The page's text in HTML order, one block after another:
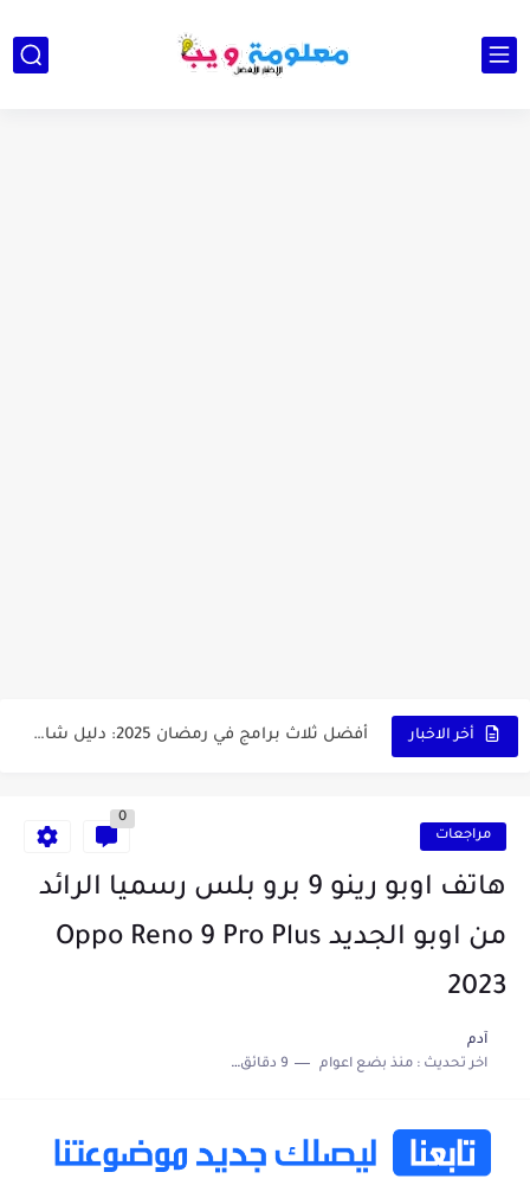
أخر الاخبار أفضل ثلاث برامج في رمضان 2025: دليل شامل لأفضل التطبيقات...
منحة البطالة الجزائرية 2025 دليل تجديد المنحة بسرعة وسهولة مراجعات
0
هاتف اوبو رينو 9 برو بلس رسميا الرائد
من اوبو الجديد Oppo Reno 9 Pro Plus
2023
آدم
اخر تحديث :منذ بضع اعوام 9 دقائق للقراءة